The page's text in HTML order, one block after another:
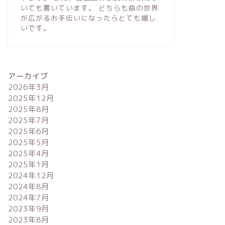
いても書いています。 どちらも曲の世界
が広がるお手伝いになったらとても嬉し
いです。
アーカイブ
2026年3月
2025年12月
2025年8月
2025年7月
2025年6月
2025年5月
2025年4月
2025年1月
2024年12月
2024年8月
2024年7月
2023年9月
2023年8月